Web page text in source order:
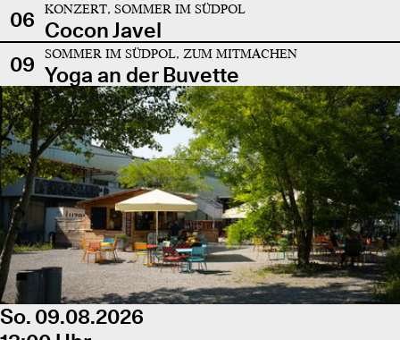
06 KONZERT, SOMMER IM SÜDPOL
Cocon Javel
09
SOMMER IM SÜDPOL, ZUM MITMACHEN
Yoga an der Buvette
So. 09.08.2026